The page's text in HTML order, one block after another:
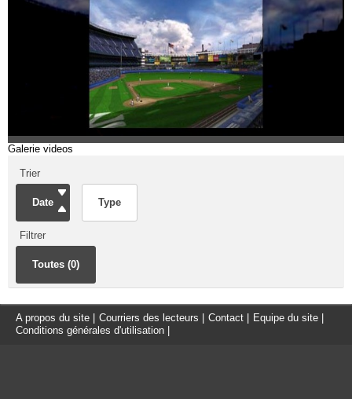
Galerie videos
Trier
Date Type
Filtrer
Toutes (0)
A propos du site Courriers des lecteurs Contact Equipe du site
Conditions générales d'utilisation